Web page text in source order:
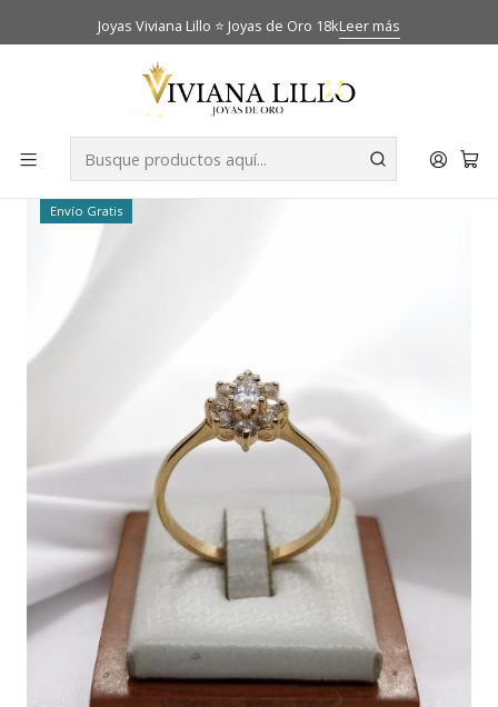
Joyas Viviana Lillo ⭐ Joyas de Oro 18kLeer más
Catálogo Anillo lady circón Oro 18k
-37% OFF
Envío Gratis